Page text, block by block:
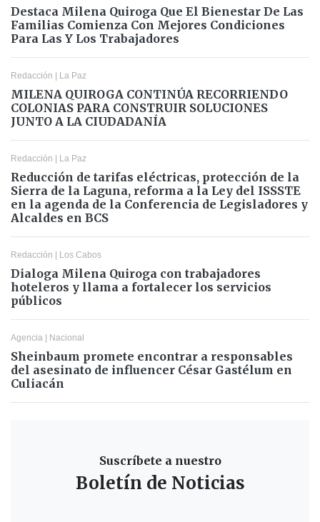
Destaca Milena Quiroga Que El Bienestar De Las
Familias Comienza Con Mejores Condiciones
Para Las Y Los Trabajadores
Redacción | La Paz
MILENA QUIROGA CONTINÚA RECORRIENDO
COLONIAS PARA CONSTRUIR SOLUCIONES
JUNTO A LA CIUDADANÍA
Redacción | La Paz
Reducción de tarifas eléctricas, protección de la
Sierra de la Laguna, reforma a la Ley del ISSSTE
en la agenda de la Conferencia de Legisladores y
Alcaldes en BCS
Redacción | Los Cabos
Dialoga Milena Quiroga con trabajadores
hoteleros y llama a fortalecer los servicios
públicos
Agencia | Nacional
Sheinbaum promete encontrar a responsables
del asesinato de influencer César Gastélum en
Culiacán
Suscríbete a nuestro
Boletín de Noticias